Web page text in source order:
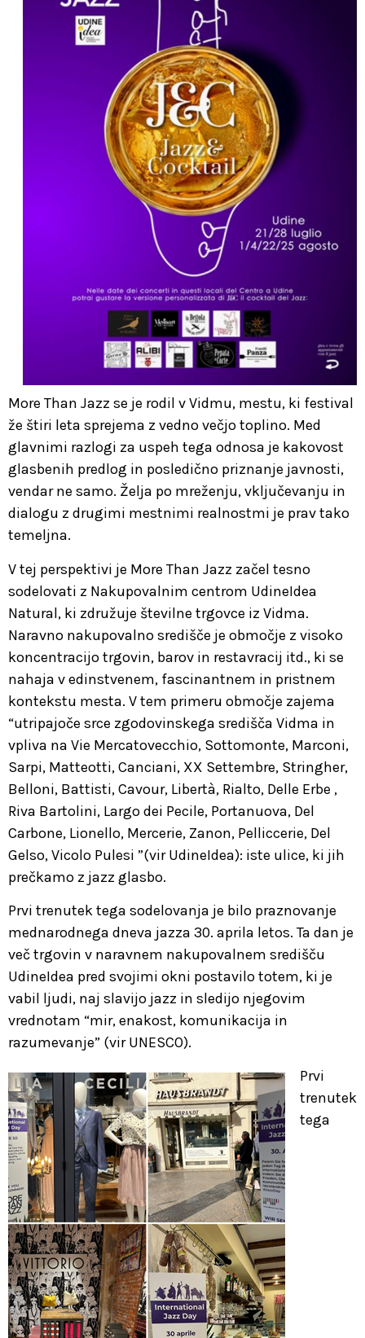
More Than Jazz se je rodil v Vidmu, mestu, ki festival
že štiri leta sprejema z vedno večjo toplino. Med
glavnimi razlogi za uspeh tega odnosa je kakovost
glasbenih predlog in posledično priznanje javnosti,
vendar ne samo. Želja po mreženju, vključevanju in
dialogu z drugimi mestnimi realnostmi je prav tako
temeljna.
V tej perspektivi je More Than Jazz začel tesno
sodelovati z Nakupovalnim centrom UdineIdea
Natural, ki združuje številne trgovce iz Vidma.
Naravno nakupovalno središče je območje z visoko
koncentracijo trgovin, barov in restavracij itd., ki se
nahaja v edinstvenem, fascinantnem in pristnem
kontekstu mesta. V tem primeru območje zajema
“utripajoče srce zgodovinskega središča Vidma in
vpliva na Vie Mercatovecchio, Sottomonte, Marconi,
Sarpi, Matteotti, Canciani, XX Settembre, Stringher,
Belloni, Battisti, Cavour, Libertà, Rialto, Delle Erbe ,
Riva Bartolini, Largo dei Pecile, Portanuova, Del
Carbone, Lionello, Mercerie, Zanon, Pelliccerie, Del
Gelso, Vicolo Pulesi ”(vir UdineIdea): iste ulice, ki jih
prečkamo z jazz glasbo.
Prvi trenutek tega sodelovanja je bilo praznovanje
mednarodnega dneva jazza 30. aprila letos. Ta dan je
več trgovin v naravnem nakupovalnem središču
UdineIdea pred svojimi okni postavilo totem, ki je
vabil ljudi, naj slavijo jazz in sledijo njegovim
vrednotam “mir, enakost, komunikacija in
razumevanje” (vir UNESCO).
Prvi
trenutek
tega